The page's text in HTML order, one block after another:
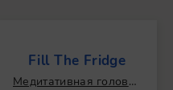
Fill The Fridge
Медитативная головоломка для тех, кто является перфекционистом.